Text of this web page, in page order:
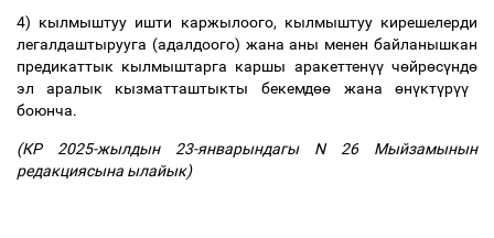
4) кылмыштуу ишти каржылоого, кылмыштуу кирешелерди
легалдаштырууга (адалдоого) жана аны менен байланышкан
предикаттык кылмыштарга каршы аракеттенүүчөйрөсүндө
эл аралык кызматташтыкты бекемдөө жана өнүктүрүү
боюнча.
(КР 2025-жылдын 23-январындагы N 26Мыйзамынын
редакциясына ылайык)